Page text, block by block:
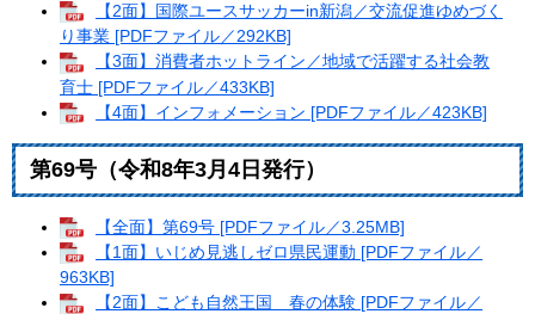
【2面】国際ユースサッカーin新潟／交流促進ゆめづく
り事業 [PDFファイル／292KB]
【3面】消費者ホットライン／地域で活躍する社会教
育士 [PDFファイル／433KB]
【4面】インフォメーション [PDFファイル／423KB]
第69号（令和8年3月4日発行）
【全面】第69号 [PDFファイル／3.25MB]
【1面】いじめ見逃しゼロ県民運動 [PDFファイル／
963KB]
【2面】こども自然王国 春の体験 [PDFファイル／